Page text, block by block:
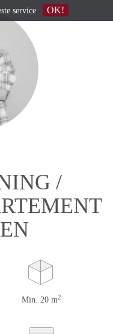
/
Min. 20 m2
service OK!